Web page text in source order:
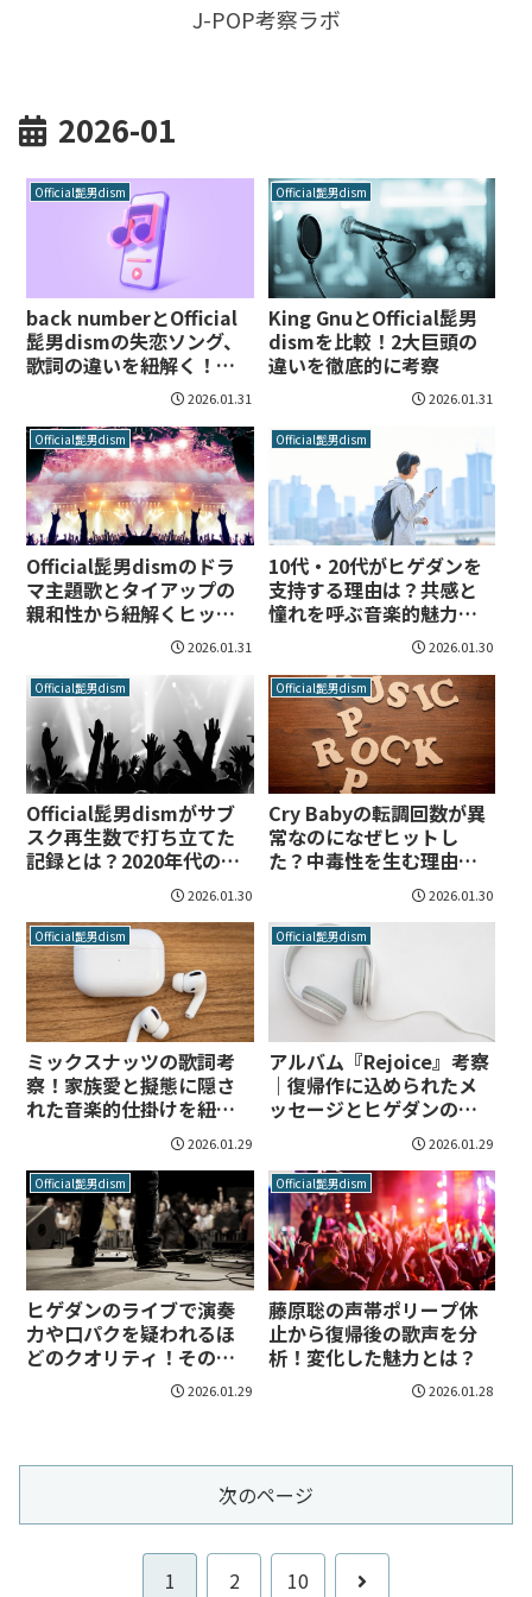
J-POP考察ラボ
2026-01
Official髭男dism
back numberとOfficial
髭男dismの失恋ソング、
歌詞の違いを紐解く！共
2026.01.31
Official髭男dism
King GnuとOfficial髭男
dismを比較！2大巨頭の
違いを徹底的に考察
2026.01.31
Official髭男dism
Official髭男dismのドラ
マ主題歌とタイアップの
親和性から紐解くヒット
2026.01.31
Official髭男dism
10代・20代がヒゲダンを
支持する理由は？共感と
憧れを呼ぶ音楽的魅力を
2026.01.30
Official髭男dism
Official髭男dismがサブ
スク再生数で打ち立てた
記録とは？2020年代の音
楽シーンで覇権を握る理
2026.01.30
Official髭男dism
Cry Babyの転調回数が異
常なのになぜヒットし
た？中毒性を生む理由を
2026.01.30
Official髭男dism
ミックスナッツの歌詞考
察！家族愛と擬態に隠さ
れた音楽的仕掛けを紐解
2026.01.29
Official髭男dism
アルバム『Rejoice』考察
｜復帰作に込められたメ
ッセージとヒゲダンの現
2026.01.29
Official髭男dism
ヒゲダンのライブで演奏
力や口パクを疑われるほ
どのクオリティ！その衝
2026.01.29
Official髭男dism
藤原聡の声帯ポリープ休
止から復帰後の歌声を分
析！変化した魅力とは？
2026.01.28
次のページ
1 2 10 次